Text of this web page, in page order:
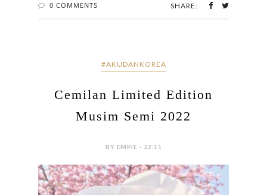
0 COMMENTS SHARE:
#AKUDANKOREA
Cemilan Limited Edition
Musim Semi 2022
BY EMPIE - 22:11